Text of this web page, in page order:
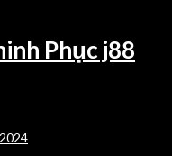
Phục j88